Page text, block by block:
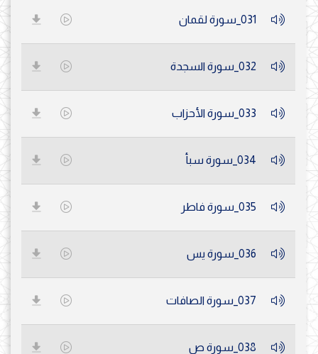
031_سورة لقمان
032_سورة السجدة
033_سورة الأحزاب
034_سورة سبأ
035_سورة فاطر
036_سورة يس
037_سورة الصافات
038_سورة ص